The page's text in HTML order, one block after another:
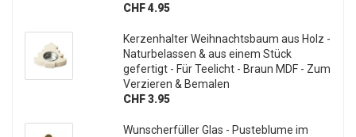
CHF 4.95
Kerzenhalter Weihnachtsbaum aus Holz -
Naturbelassen & aus einem Stück
gefertigt - Für Teelicht - Braun MDF - Zum
Verzieren & Bemalen
CHF 3.95
Wunscherfüller Glas - Pusteblume im